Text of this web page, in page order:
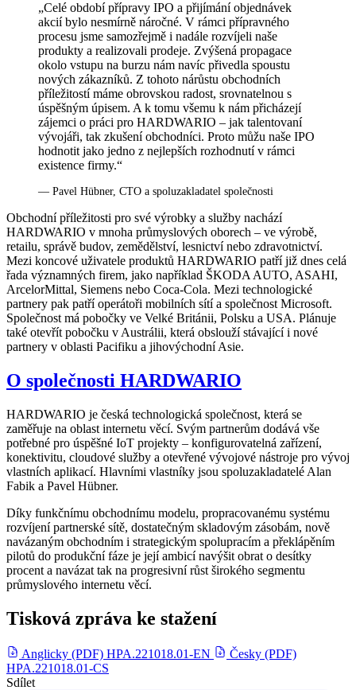
„Celé období přípravy IPO a přijímání objednávek
akcií bylo nesmírně náročné. V rámci přípravného
procesu jsme samozřejmě i nadále rozvíjeli naše
produkty a realizovali prodeje. Zvýšená propagace
okolo vstupu na burzu nám navíc přivedla spoustu
nových zákazníků. Z tohoto nárůstu obchodních
příležitostí máme obrovskou radost, srovnatelnou s
úspěšným úpisem. A k tomu všemu k nám přicházejí
zájemci o práci pro HARDWARIO – jak talentovaní
vývojáři, tak zkušení obchodníci. Proto můžu naše IPO
hodnotit jako jedno z nejlepších rozhodnutí v rámci
existence firmy.“
— Pavel Hübner, CTO a spoluzakladatel společnosti
Obchodní příležitosti pro své výrobky a služby nachází
HARDWARIO v mnoha průmyslových oborech – ve výrobě,
retailu, správě budov, zemědělství, lesnictví nebo zdravotnictví.
Mezi koncové uživatele produktů HARDWARIO patří již dnes celá
řada významných firem, jako například ŠKODA AUTO, ASAHI,
ArcelorMittal, Siemens nebo Coca-Cola. Mezi technologické
partnery pak patří operátoři mobilních sítí a společnost Microsoft.
Společnost má pobočky ve Velké Británii, Polsku a USA. Plánuje
také otevřít pobočku v Austrálii, která obslouží stávající i nové
partnery v oblasti Pacifiku a jihovýchodní Asie.
O společnosti HARDWARIO
HARDWARIO je česká technologická společnost, která se
zaměřuje na oblast internetu věcí. Svým partnerům dodává vše
potřebné pro úspěšné IoT projekty – konfigurovatelná zařízení,
konektivitu, cloudové služby a otevřené vývojové nástroje pro vývoj
vlastních aplikací. Hlavními vlastníky jsou spoluzakladatelé Alan
Fabik a Pavel Hübner.
Díky funkčnímu obchodnímu modelu, propracovanému systému
rozvíjení partnerské sítě, dostatečným skladovým zásobám, nově
navázaným obchodním i strategickým spolupracím a překlápěním
pilotů do produkční fáze je její ambicí navýšit obrat o desítky
procent a navázat tak na progresivní růst širokého segmentu
průmyslového internetu věcí.
Tisková zpráva ke stažení
Anglicky (PDF) HPA.221018.01-EN
Česky (PDF)
HPA.221018.01-CS
Sdílet